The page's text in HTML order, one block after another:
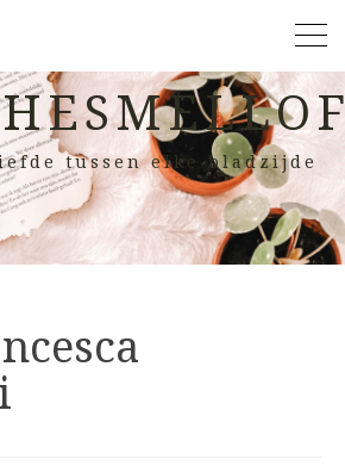
tussen elke bladzijde